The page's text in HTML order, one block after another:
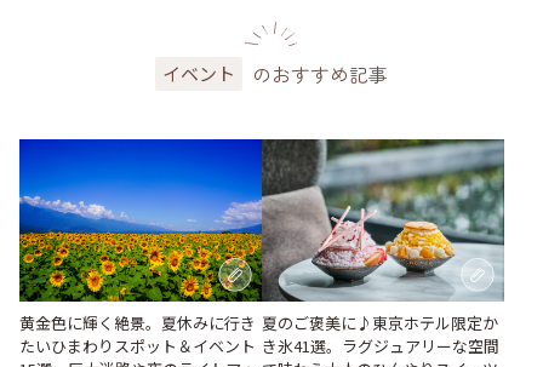
イベント のおすすめ記事
黄金色に輝く絶景。夏休みに行き
たいひまわりスポット＆イベント
夏のご褒美に♪東京ホテル限定か
き氷41選。ラグジュアリーな空間